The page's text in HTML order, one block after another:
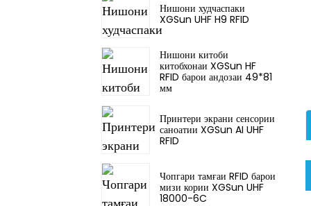
Нишони худчаспаки
XGSun UHF H9 RFID
Нишони китоби
китобхонаи XGSun HF
RFID барои андозаи 49*81
мм
Принтери экрани сенсории
саноатии XGSun AI UHF
RFID
Чопгари тамғаи RFID барои
мизи кории XGSun UHF
18000-6C